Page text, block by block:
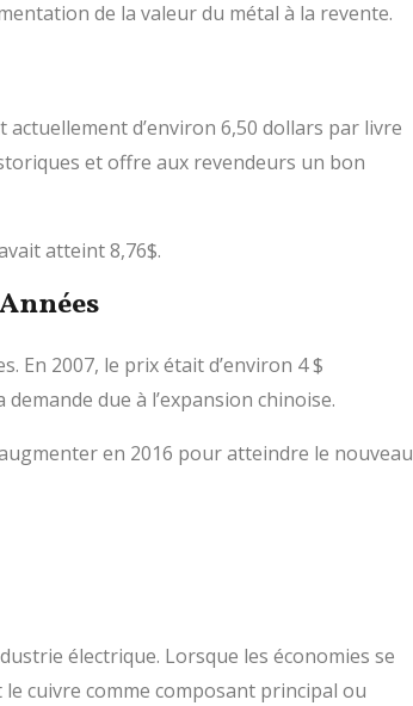
de la valeur du métal à la revente.
d’environ 6,50 dollars par livre
et offre aux revendeurs un bon
atteint 8,76$.
En 2007, le prix était d’environ 4 $
due à l’expansion chinoise.
en 2016 pour atteindre le nouveau
électrique. Lorsque les économies se
cuivre comme composant principal ou